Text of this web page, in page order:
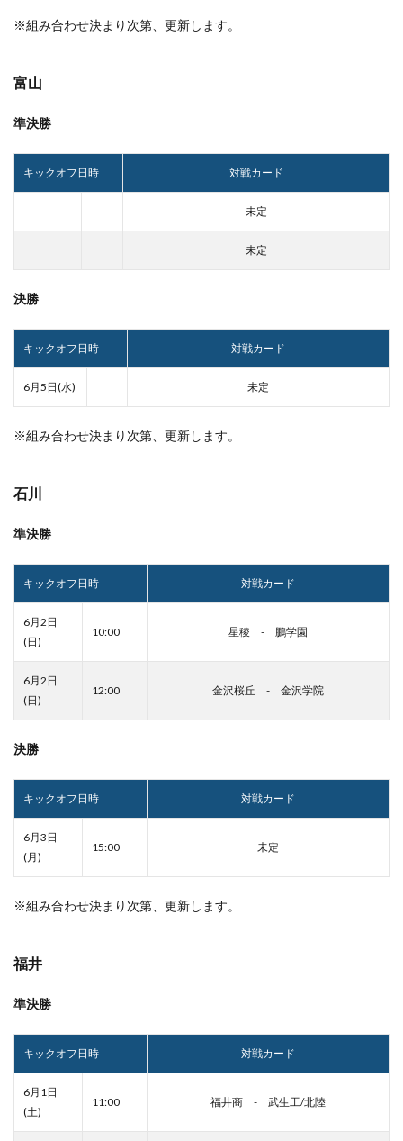
※組み合わせ決まり次第、更新します。
富山
準決勝
キックオフ日時 対戦カード
未定
未定
決勝
キックオフ日時 対戦カード
6月5日(水) 未定
※組み合わせ決まり次第、更新します。
石川
準決勝
キックオフ日時 対戦カード
6月2日
(日)
10:00 星稜 - 鵬学園
6月2日
(日)
12:00 金沢桜丘 - 金沢学院
決勝
キックオフ日時 対戦カード
6月3日
(月)
15:00 未定
※組み合わせ決まり次第、更新します。
福井
準決勝
キックオフ日時 対戦カード
6月1日
(土)
11:00 福井商 - 武生工/北陸